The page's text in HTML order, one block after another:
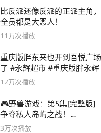
比反派还像反派的正派主角，
全员都是大恶人！
11万次播放
重庆版胖东来也开到吾悦广场
了 #永辉超市 #重庆版胖永辉
12万次播放
🎮野兽游戏：第5集[完整版]
争夺私人岛屿之战！
#MrBeastChina
3万次播放